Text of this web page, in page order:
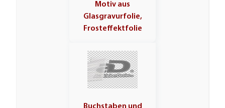
Ihr Logo oder
Motiv aus
Glasgravurfolie,